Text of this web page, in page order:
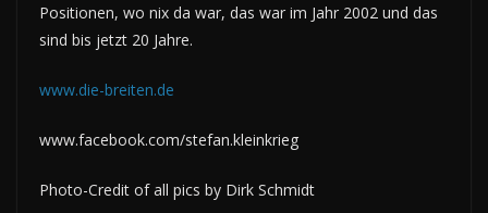
Positionen, wo nix da war, das war im Jahr 2002 und das
sind bis jetzt 20 Jahre.
www.die-breiten.de
www.facebook.com/stefan.kleinkrieg
Photo-Credit of all pics by Dirk Schmidt